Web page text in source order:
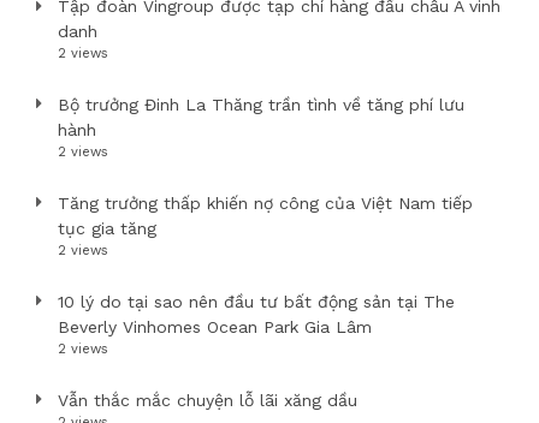
Tập đoàn Vingroup được tạp chí hàng đầu châu Á vinh
danh
2 views
Bộ trưởng Đinh La Thăng trần tình về tăng phí lưu
hành
2 views
Tăng trưởng thấp khiến nợ công của Việt Nam tiếp
tục gia tăng
2 views
10 lý do tại sao nên đầu tư bất động sản tại The
Beverly Vinhomes Ocean Park Gia Lâm
2 views
Vẫn thắc mắc chuyện lỗ lãi xăng dầu